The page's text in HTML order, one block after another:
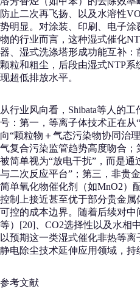
防止二次再飞扬、以及水溶性
势明显。对涂装、印刷、电子
物的行业而言，这种湿式催化
器、湿式洗涤塔形成功能互补：
颗粒和粗尘，后段由湿式NTP系
现超低排放水平。
从行业风向看，Shibata等人的
号：第一，等离子体技术正在从
向“颗粒物＋气态污染物协同治
气复合污染监管趋势高度吻合
被简单视为“放电干扰”，而是
与二次反应平台”；第三，非贵
简单氧化物催化剂（如MnO2）
控制上接近甚至优于部分贵金
可控的成本边界。随着后续对
等）[20]、CO2选择性以及水相
以预期这一类湿式催化非热等
静电除尘技术延伸应用领域，持
参考文献